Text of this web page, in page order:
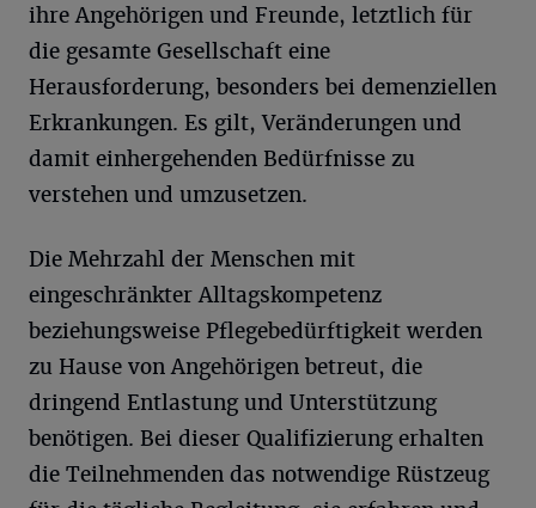
ihre Angehörigen und Freunde, letztlich für
die gesamte Gesellschaft eine
Herausforderung, besonders bei demenziellen
Erkrankungen. Es gilt, Veränderungen und
damit einhergehenden Bedürfnisse zu
verstehen und umzusetzen.
Die Mehrzahl der Menschen mit
eingeschränkter Alltagskompetenz
beziehungsweise Pflegebedürftigkeit werden
zu Hause von Angehörigen betreut, die
dringend Entlastung und Unterstützung
benötigen. Bei dieser Qualifizierung erhalten
die Teilnehmenden das notwendige Rüstzeug